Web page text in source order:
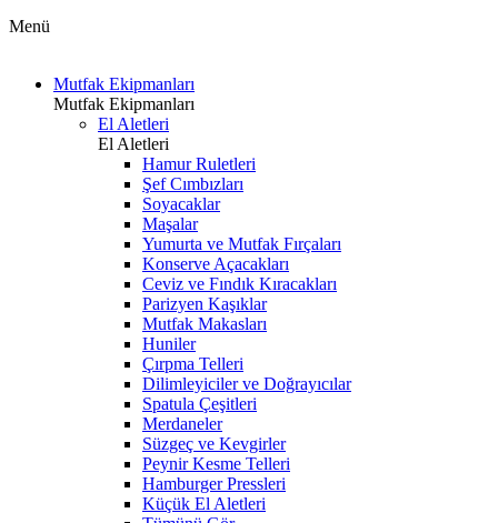
Menü
Mutfak Ekipmanları
Mutfak Ekipmanları
El Aletleri
El Aletleri
Hamur Ruletleri
Şef Cımbızları
Soyacaklar
Maşalar
Yumurta ve Mutfak Fırçaları
Konserve Açacakları
Ceviz ve Fındık Kıracakları
Parizyen Kaşıklar
Mutfak Makasları
Huniler
Çırpma Telleri
Dilimleyiciler ve Doğrayıcılar
Spatula Çeşitleri
Merdaneler
Süzgeç ve Kevgirler
Peynir Kesme Telleri
Hamburger Pressleri
Küçük El Aletleri